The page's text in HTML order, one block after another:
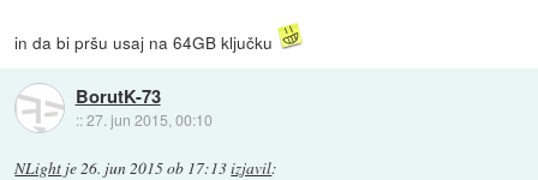
in da bi pršu usaj na 64GB ključku
BorutK-73
::27. jun 2015, 00:10
NLight je26. jun 2015 ob 17:13izjavil: